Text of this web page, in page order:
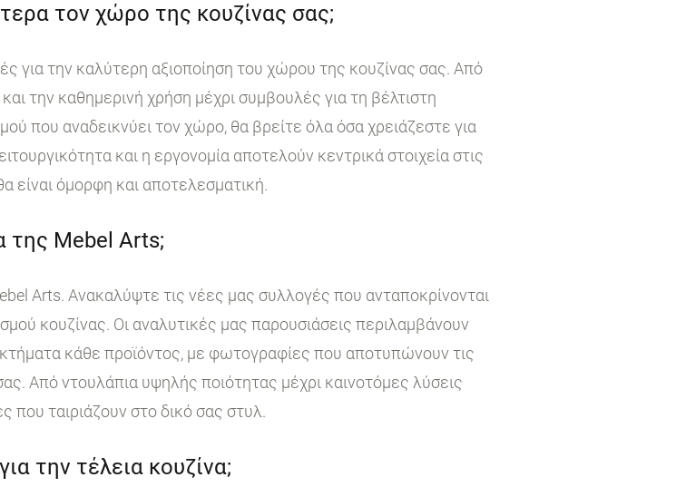
τον χώρο της κουζίνας σας;
για την καλύτερη αξιοποίηση του χώρου της κουζίνας σας. Από
την καθημερινή χρήση μέχρι συμβουλές για τη βέλτιστη
που αναδεικνύει τον χώρο, θα βρείτε όλα όσα χρειάζεστε για
και η εργονομία αποτελούν κεντρικά στοιχεία στις
είναι όμορφη και αποτελεσματική.
της Mebel Arts;
Arts. Ανακαλύψτε τις νέες μας συλλογές που ανταποκρίνονται
κουζίνας. Οι αναλυτικές μας παρουσιάσεις περιλαμβάνουν
κάθε προϊόντος, με φωτογραφίες που αποτυπώνουν τις
Από ντουλάπια υψηλής ποιότητας μέχρι καινοτόμες λύσεις
ταιριάζουν στο δικό σας στυλ.
την τέλεια κουζίνα;